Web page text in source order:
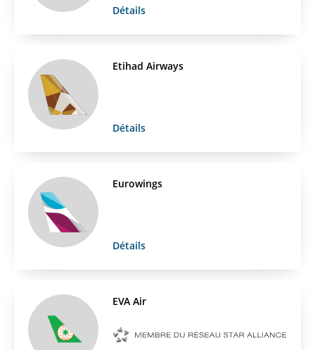
Détails
Etihad Airways
Détails
Eurowings
Détails
EVA Air